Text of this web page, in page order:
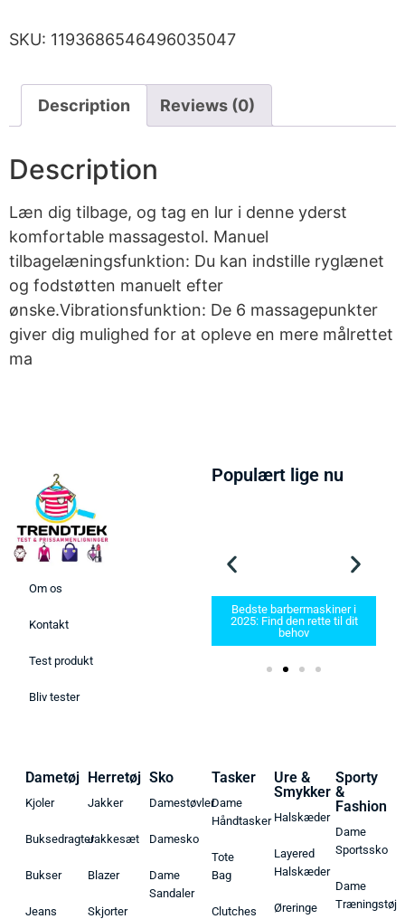
SKU: 1193686546496035047
Description Reviews (0)
Description
Læn dig tilbage, og tag en lur i denne yderst
komfortable massagestol. Manuel
tilbagelæningsfunktion: Du kan indstille ryglænet
og fodstøtten manuelt efter
ønske.Vibrationsfunktion: De 6 massagepunkter
giver dig mulighed for at opleve en mere målrettet
ma
Om os
Kontakt
Test produkt
Bliv tester
Populært lige nu
Bedste Håndboldsko 2026
Bedste barbermaskiner i
2025: Find den rette til dit
behov
Dametøj
Kjoler
Buksedragter
Bukser
Jeans
Herretøj
Jakker
Jakkesæt
Blazer
Skjorter
Sko
Damestøvler
Damesko
Dame
Sandaler
Tasker
Dame
Håndtasker
Tote
Bag
Clutches
Ure &
Smykker
Halskæder
Layered
Halskæder
Øreringe
Sporty
&
Fashion
Dame
Sportssko
Dame
Træningstøj